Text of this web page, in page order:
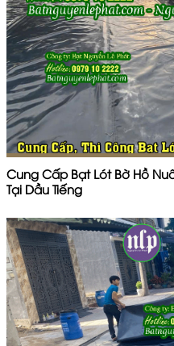
Cung Cấp Bạt Lót Bờ Hồ
Tại Dầu Tiếng